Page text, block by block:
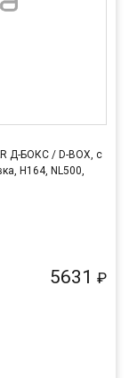
Д-БОКС / D-BOX, с
H164, NL500,
5631 ₽